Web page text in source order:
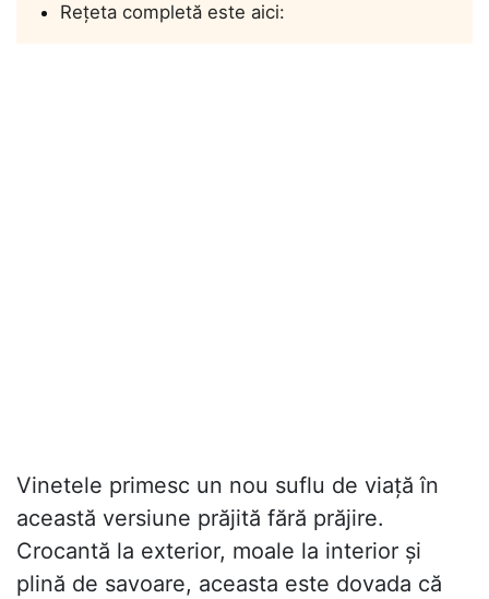
Rețeta completă este aici:
Vinetele primesc un nou suflu de viață în
această versiune prăjită fără prăjire.
Crocantă la exterior, moale la interior și
plină de savoare, aceasta este dovada că